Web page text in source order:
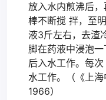
放入水内煎沸后
棒不断搅 拌，至
液3斤左右，去渣
脚在药液中浸泡
后入水工作。每
水工作。（《上海
1966）